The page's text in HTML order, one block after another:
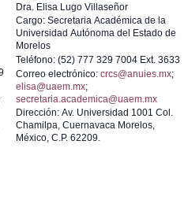
Dra. Elisa Lugo Villaseñor
Cargo: Secretaria Académica de la
Universidad Autónoma del Estado de
Morelos
Teléfono: (52) 777 329 7004 Ext. 3633
Correo electrónico: crcs@anuies.mx;
elisa@uaem.mx;
secretaria.academica@uaem.mx
Dirección: Av. Universidad 1001 Col.
Chamilpa, Cuernavaca Morelos,
México, C.P. 62209.